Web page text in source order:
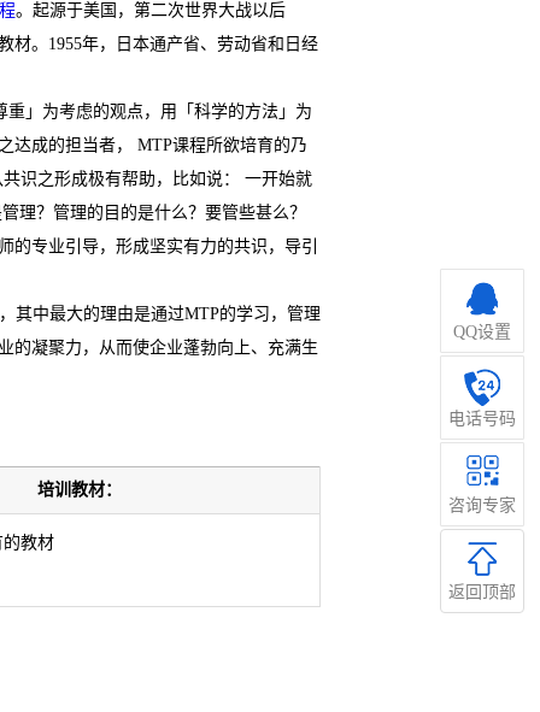
。起源于美国，第二次世界大战以后
材。1955年，日本通产省、劳动省和日经
」为考虑的观点，用「科学的方法」为
达成的担当者， MTP课程所欲培育的乃
识之形成极有帮助，比如说： 一开始就
理？管理的目的是什么？要管些甚么？
专业引导，形成坚实有力的共识，导引
其中最大的理由是通过MTP的学习，管理
的凝聚力，从而使企业蓬勃向上、充满生
培训教材：
教材
QQ设置
电话号码
管理
咨询专家
返回顶部